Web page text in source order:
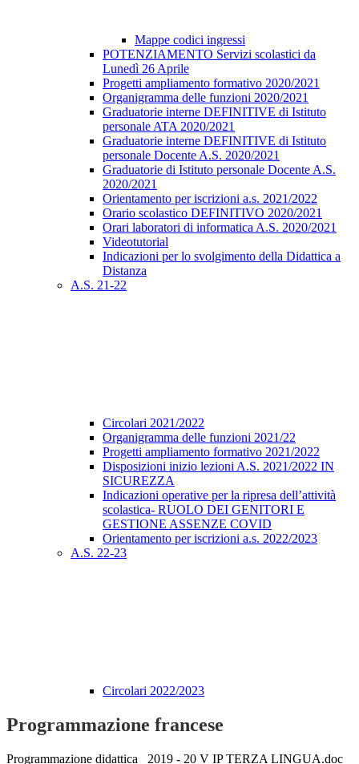
Mappe codici ingressi
POTENZIAMENTO Servizi scolastici da
Lunedì 26 Aprile
Progetti ampliamento formativo 2020/2021
Organigramma delle funzioni 2020/2021
Graduatorie interne DEFINITIVE di Istituto
personale ATA 2020/2021
Graduatorie interne DEFINITIVE di Istituto
personale Docente A.S. 2020/2021
Graduatorie di Istituto personale Docente A.S.
2020/2021
Orientamento per iscrizioni a.s. 2021/2022
Orario scolastico DEFINITIVO 2020/2021
Orari laboratori di informatica A.S. 2020/2021
Videotutorial
Indicazioni per lo svolgimento della Didattica a
Distanza
A.S. 21-22
Circolari 2021/2022
Organigramma delle funzioni 2021/22
Progetti ampliamento formativo 2021/2022
Disposizioni inizio lezioni A.S. 2021/2022 IN
SICUREZZA
Indicazioni operative per la ripresa dell’attività
scolastica- RUOLO DEI GENITORI E
GESTIONE ASSENZE COVID
Orientamento per iscrizioni a.s. 2022/2023
A.S. 22-23
Circolari 2022/2023
Programmazione francese
Programmazione didattica _2019 - 20 V IP TERZA LINGUA.doc